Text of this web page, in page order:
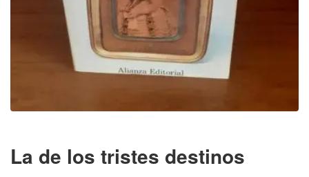
La de los tristes destinos